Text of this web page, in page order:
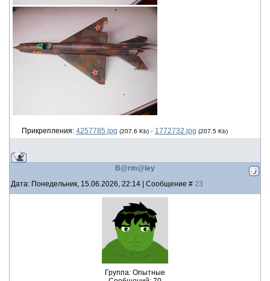
Прикрепления: 4257785.jpg (207.6 Kb) · 1772732.jpg (207.5 Kb)
B@rm@ley
Дата: Понедельник, 15.06.2026, 22:14 | Сообщение # 23
Группа: Опытные